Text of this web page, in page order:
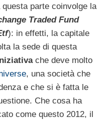
parte coinvolge la
Traded Fund
): in effetti, la capitale
la sede di questa
che deve molto
, una società che
e che si è fatta le
Che cosa ha
come questo 2012, il